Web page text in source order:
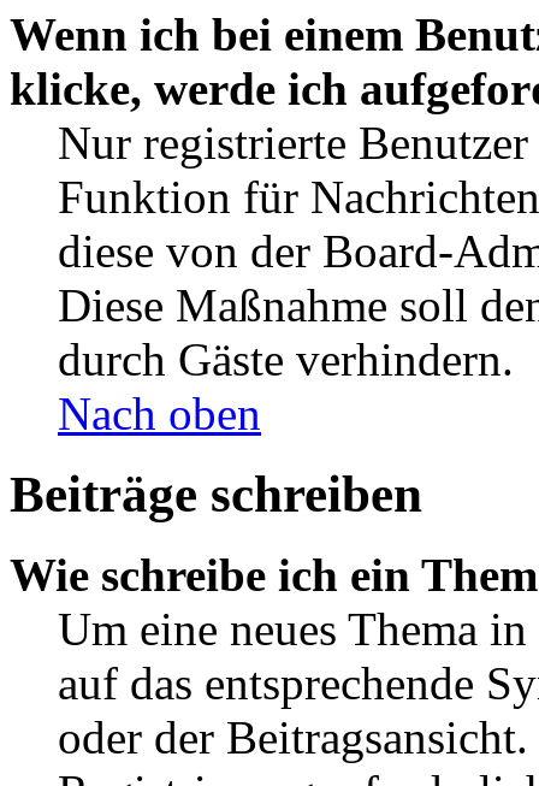
Wenn ich bei einem
klicke, werde ich
Nur registrierte
Funktion für
diese von der Board-
Diese Maßnahme soll
durch Gäste verhindern.
Nach oben
Beiträge schreiben
Wie schreibe ich ein
Um eine neues Thema
auf das entsprechende
oder der